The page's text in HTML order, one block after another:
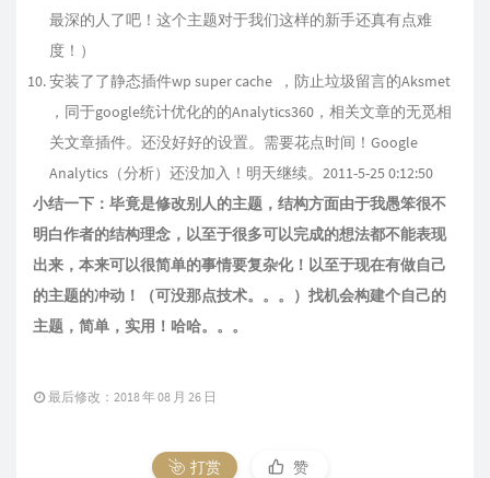
最深的人了吧！这个主题对于我们这样的新手还真有点难
度！）
安装了了静态插件wp super cache ，防止垃圾留言的Aksmet
，同于google统计优化的的Analytics360，相关文章的无觅相
关文章插件。还没好好的设置。需要花点时间！Google
Analytics（分析）还没加入！明天继续。2011-5-25 0:12:50
小结一下：毕竟是修改别人的主题，结构方面由于我愚笨很不
明白作者的结构理念，以至于很多可以完成的想法都不能表现
出来，本来可以很简单的事情要复杂化！以至于现在有做自己
的主题的冲动！（可没那点技术。。。）找机会构建个自己的
主题，简单，实用！哈哈。。。
最后修改：2018 年 08 月 26 日
打赏 赞